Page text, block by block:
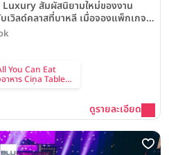
สัมผัสนิยามใหม่ของงาน
วิลด์คลาสที่บาหลี เมื่อจองแพ็กเกจ
จากโรงแรม Radisson Blu Plaza
You Can Eat
าหาร Cina Table
ดูรายละเอียด